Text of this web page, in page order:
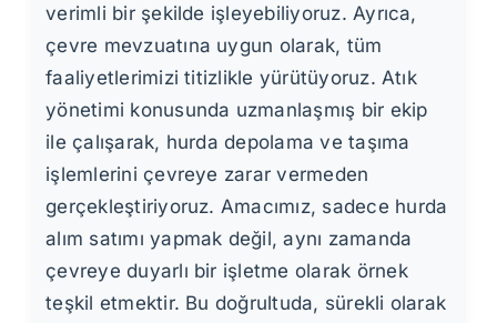
verimli bir şekilde işleyebiliyoruz. Ayrıca,
çevre mevzuatına uygun olarak, tüm
faaliyetlerimizi titizlikle yürütüyoruz. Atık
yönetimi konusunda uzmanlaşmış bir ekip
ile çalışarak, hurda depolama ve taşıma
işlemlerini çevreye zarar vermeden
gerçekleştiriyoruz. Amacımız, sadece hurda
alım satımı yapmak değil, aynı zamanda
çevreye duyarlı bir işletme olarak örnek
teşkil etmektir. Bu doğrultuda, sürekli olarak